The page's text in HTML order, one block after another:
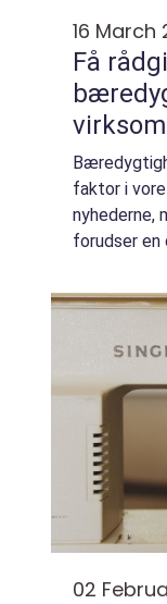
16 March
Få
faktor i
nyhederne,
forudser en
andre ord
02